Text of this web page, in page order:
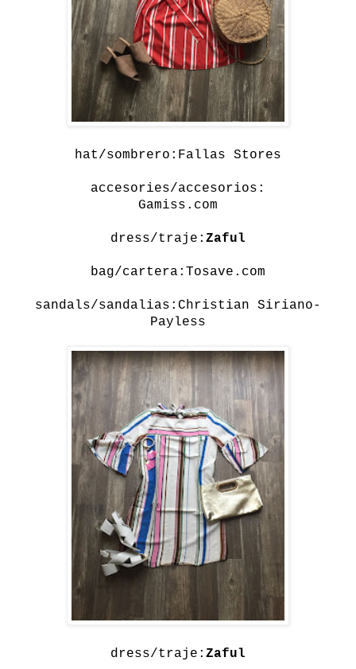
hat/sombrero:Fallas Stores
accesories/accesorios:
Gamiss.com
dress/traje: Zaful
bag/cartera:Tosave.com
sandals/sandalias:Christian Siriano-
Payless
dress/traje: Zaful